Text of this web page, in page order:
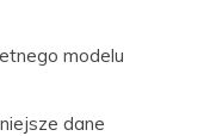
modelu
dane